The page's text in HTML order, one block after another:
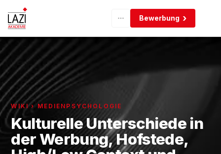
Bewerbung
WIKI › MEDIENPSYCHOLOGIE
Kulturelle Unterschiede in
der Werbung, Hofstede,